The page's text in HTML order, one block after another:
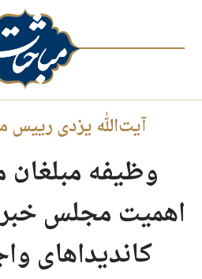
آیت‌الله یزدی
وظیفه مبلغان
اهمیت مجلس
کاندیداهای